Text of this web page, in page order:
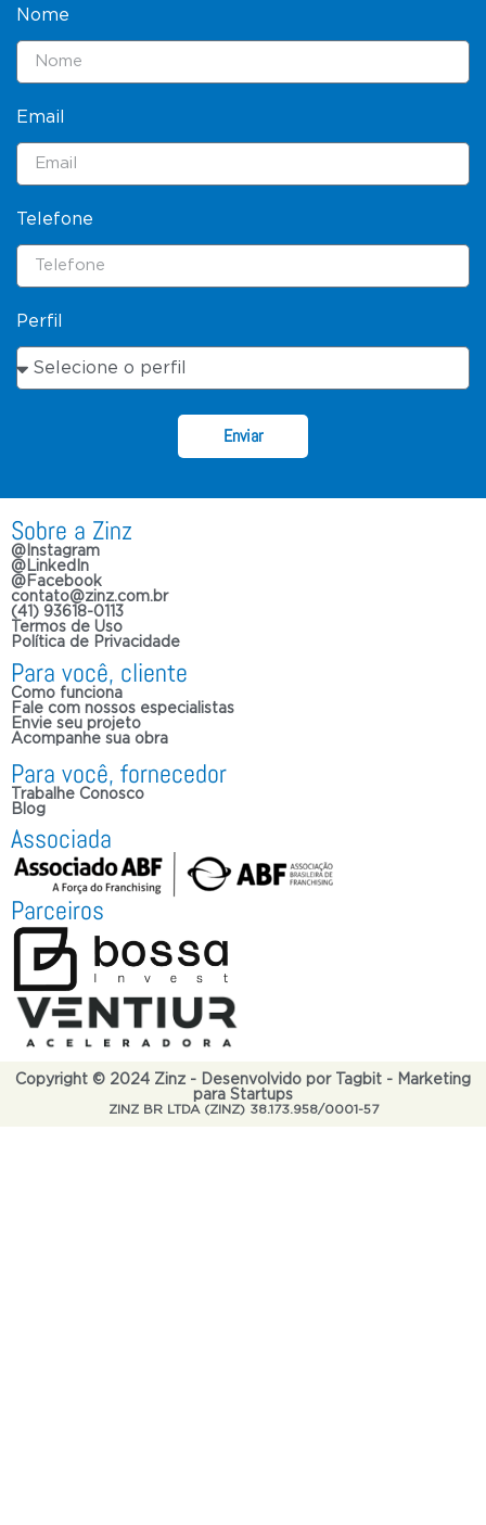
Nome
Email
Telefone
Perfil
Enviar
Sobre a Zinz
@Instagram
@LinkedIn
@Facebook
contato@zinz.com.br
(41) 93618-0113
Termos de Uso
Política de Privacidade
Para você, cliente
Como funciona
Fale com nossos especialistas
Envie seu projeto
Acompanhe sua obra
Para você, fornecedor
Trabalhe Conosco
Blog
Associada
Parceiros
Copyright © 2024 Zinz - Desenvolvido por Tagbit - Marketing
para Startups
ZINZ BR LTDA (ZINZ) 38.173.958/0001-57